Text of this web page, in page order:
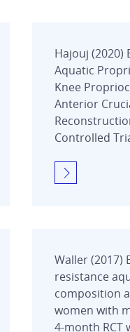
Hajouj (2020)
Aquatic
Knee
Anterior
Controlled
Waller (2017)
resistance
composition
women with
4-month RCT